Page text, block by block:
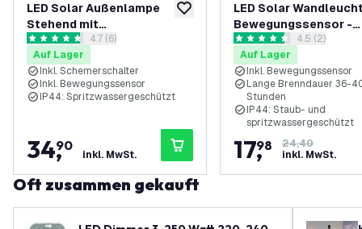
zur Wunschliste hinzufügen
LED Solar Außenlampe
Stehend mit
Bewegungssensor -
Schwarz - IP44
Bewertungsbereich öffnen
4.7 Bewertungssterne
4.7 (6)
Auf Lager
Inkl. Schemerschalter
Inkl. Bewegungssensor
IP44: Spritzwassergeschützt
34,
90
inkl. MwSt.
LED Solar
Bewegungssensor -
Schwarz - IP44
4.5 Bewertungssterne
4.5 (2)
Auf Lager
Inkl. Bewegungssensor
Lange Brenndauer 36-
Stunden
IP44: Staub- und
spritzwassergeschützt
17,
98
24,40
inkl. MwSt.
Oft zusammen gekauft